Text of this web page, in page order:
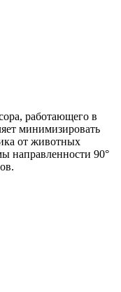
работающего в
минимизировать
от животных
направленности 90°